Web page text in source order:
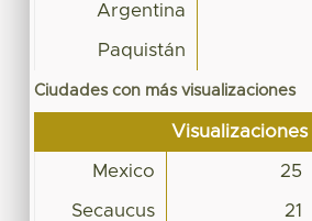
Argentina
Paquistán
Ciudades con más visualizaciones
Visualizaciones
Mexico 25
Secaucus 21